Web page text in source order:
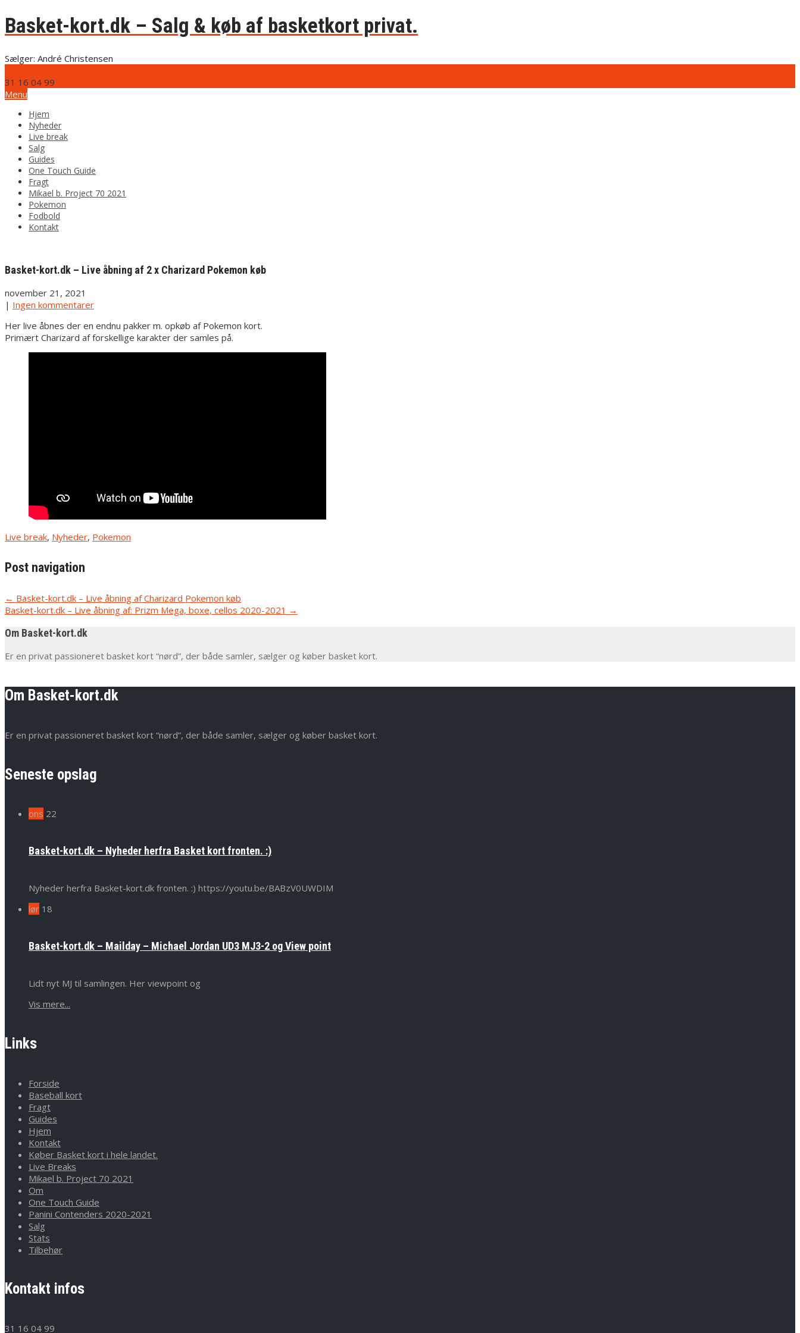
Basket-kort.dk – Salg & køb af basketkort privat.
Sælger: André Christensen
31 16 04 99
Menu
Hjem
Nyheder
Live break
Salg
Guides
One Touch Guide
Fragt
Mikael b. Project 70 2021
Pokemon
Fodbold
Kontakt
Basket-kort.dk – Live åbning af 2 x Charizard Pokemon køb
november 21, 2021
| Ingen kommentarer
Her live åbnes der en endnu pakker m. opkøb af Pokemon kort.
Primært Charizard af forskellige karakter der samles på.
Live break, Nyheder, Pokemon
Post navigation
← Basket-kort.dk – Live åbning af Charizard Pokemon køb
Basket-kort.dk – Live åbning af: Prizm Mega, boxe, cellos 2020-2021 →
Om Basket-kort.dk
Er en privat passioneret basket kort “nørd”, der både samler, sælger og køber basket kort.
Om Basket-kort.dk
Er en privat passioneret basket kort “nørd”, der både samler, sælger og køber basket kort.
Seneste opslag
ons 22
Basket-kort.dk – Nyheder herfra Basket kort fronten. :)
Nyheder herfra Basket-kort.dk fronten. :) https://youtu.be/BABzV0UWDIM
lør 18
Basket-kort.dk – Mailday – Michael Jordan UD3 MJ3-2 og View point
Lidt nyt MJ til samlingen. Her viewpoint og
Vis mere...
Links
Forside
Baseball kort
Fragt
Guides
Hjem
Kontakt
Køber Basket kort i hele landet.
Live Breaks
Mikael b. Project 70 2021
Om
One Touch Guide
Panini Contenders 2020-2021
Salg
Stats
Tilbehør
Kontakt infos
31 16 04 99